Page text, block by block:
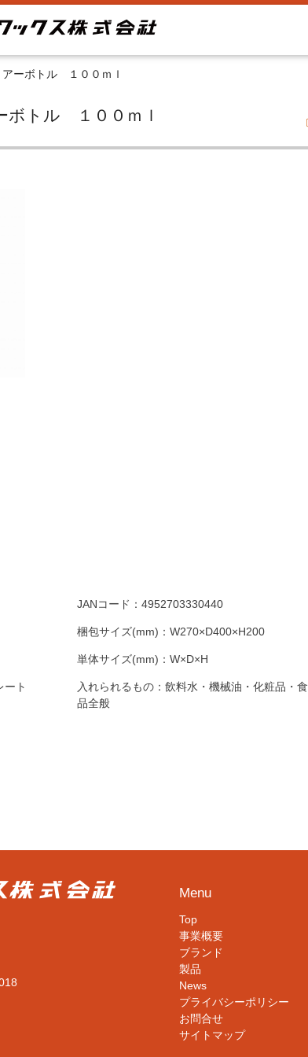
ーボトル １００ｍｌ
ボトル １００ｍｌ
JANコード： 4952703330440
梱包サイズ(mm)： W270×D400×H200
単体サイズ(mm)： W×D×H
ート
入れられるもの： 飲料水・機械油・化粧品・食
品全般
Menu
Top
事業概要
ブランド
製品
News
プライバシーポリシー
お問合せ
サイトマップ